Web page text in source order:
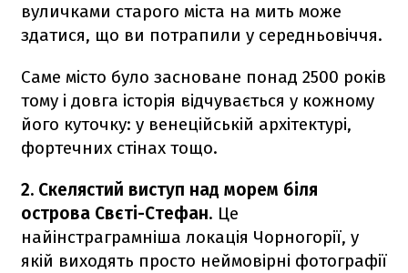
вуличками старого міста на мить може
здатися, що ви потрапили у середньовіччя.
Саме місто було засноване понад 2500 років
тому і довга історія відчувається у кожному
його куточку: у венеційській архітектурі,
фортечних стінах тощо.
2. Скелястий виступ над морем біля
острова Свєті-Стефан. Це
найінстраграмніша локація Чорногорії, у
якій виходять просто неймовірні фотографії